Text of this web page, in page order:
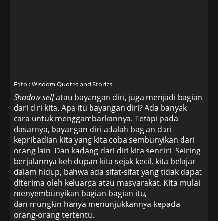
Foto : Wisdom Quotes and Stories
Shadow selfatau bayangan diri, juga menjadi bagian
dari diri kita. Apa itu bayangan diri? Ada banyak
cara untuk menggambarkannya. Tetapi pada
dasarnya, bayangan diri adalah bagian dari
kepribadian kita yang kita coba sembunyikan dari
orang lain. Dan kadang dari diri kita sendiri. Seiring
berjalannya kehidupan kita sejak kecil, kita belajar
dalam hidup, bahwa ada sifat-sifat yang tidak dapat
diterima oleh keluarga atau masyarakat. Kita mulai
menyembunyikan bagian-bagian itu,
dan mungkin hanya menunjukkannya kepada
orang-orang tertentu.